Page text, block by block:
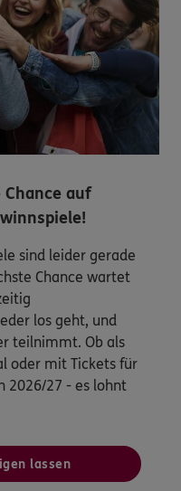
auf
sind leider gerade
Chance wartet
los geht, und
teilnimmt. Ob als
oder mit Tickets für
2026/27 - es lohnt
lassen